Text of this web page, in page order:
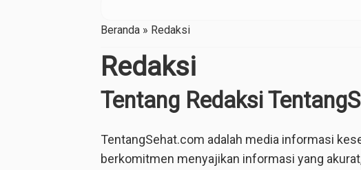
Beranda » Redaksi
Redaksi
Tentang Redaksi
TentangSehat.com adalah media informasi
berkomitmen menyajikan informasi yang